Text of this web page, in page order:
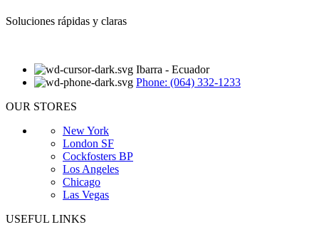
Soluciones rápidas y claras
Ibarra - Ecuador
Phone: (064) 332-1233
OUR STORES
New York
London SF
Cockfosters BP
Los Angeles
Chicago
Las Vegas
USEFUL LINKS